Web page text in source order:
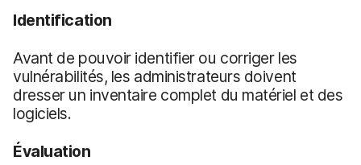
Identification
Avant de pouvoir identifier ou corriger les
vulnérabilités, les administrateurs doivent
dresser un inventaire complet du matériel et des
logiciels.
Évaluation